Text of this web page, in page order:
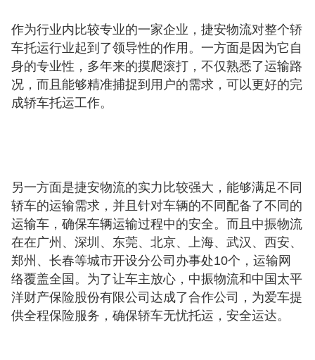
作为行业内比较专业的一家企业，捷安物流对整个轿
车托运行业起到了领导性的作用。一方面是因为它自
身的专业性，多年来的摸爬滚打，不仅熟悉了运输路
况，而且能够精准捕捉到用户的需求，可以更好的完
成轿车托运工作。
另一方面是捷安物流的实力比较强大，能够满足不同
轿车的运输需求，并且针对车辆的不同配备了不同的
运输车，确保车辆运输过程中的安全。而且中振物流
在在广州、深圳、东莞、北京、上海、武汉、西安、
郑州、长春等城市开设分公司办事处10个，运输网
络覆盖全国。为了让车主放心，中振物流和中国太平
洋财产保险股份有限公司达成了合作公司，为爱车提
供全程保险服务，确保轿车无忧托运，安全运达。